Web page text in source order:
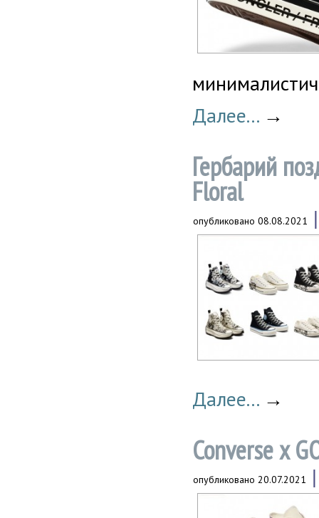
Далее... →
Гербарий
Floral
опубликовано 08.08.2021
Далее... →
Converse x
опубликовано 20.07.2021